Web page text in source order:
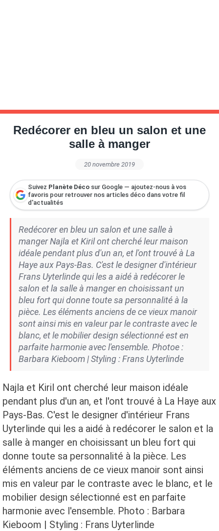
Redécorer en bleu un salon et une
salle à manger
20 novembre 2019
Suivez Planète Déco sur Google — ajoutez-nous à vos
favoris pour retrouver nos articles déco dans votre fil
d'actualités
Redécorer en bleu un salon et une salle à
manger Najla et Kiril ont cherché leur maison
idéale pendant plus d'un an, et l'ont trouvé à La
Haye aux Pays-Bas. C'est le designer d'intérieur
Frans Uyterlinde qui les a aidé à redécorer le
salon et la salle à manger en choisissant un
bleu fort qui donne toute sa personnalité à la
pièce. Les éléments anciens de ce vieux manoir
sont ainsi mis en valeur par le contraste avec le
blanc, et le mobilier design sélectionné est en
parfaite harmonie avec l'ensemble. Photoe :
Barbara Kieboom | Styling : Frans Uyterlinde
Najla et Kiril ont cherché leur maison idéale
pendant plus d'un an, et l'ont trouvé à La Haye aux
Pays-Bas. C'est le designer d'intérieur Frans
Uyterlinde qui les a aidé à redécorer le salon et la
salle à manger en choisissant un bleu fort qui
donne toute sa personnalité à la pièce. Les
éléments anciens de ce vieux manoir sont ainsi
mis en valeur par le contraste avec le blanc, et le
mobilier design sélectionné est en parfaite
harmonie avec l'ensemble. Photo : Barbara
Kieboom | Styling : Frans Uyterlinde